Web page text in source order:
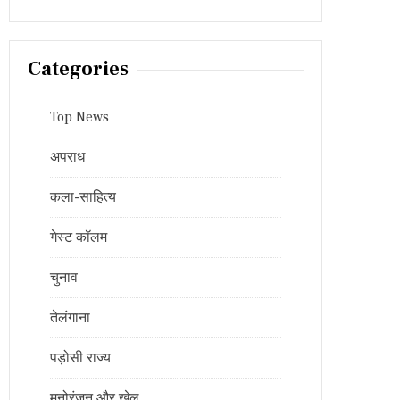
Categories
Top News
अपराध
कला-साहित्य
गेस्ट कॉलम
चुनाव
तेलंगाना
पड़ोसी राज्य